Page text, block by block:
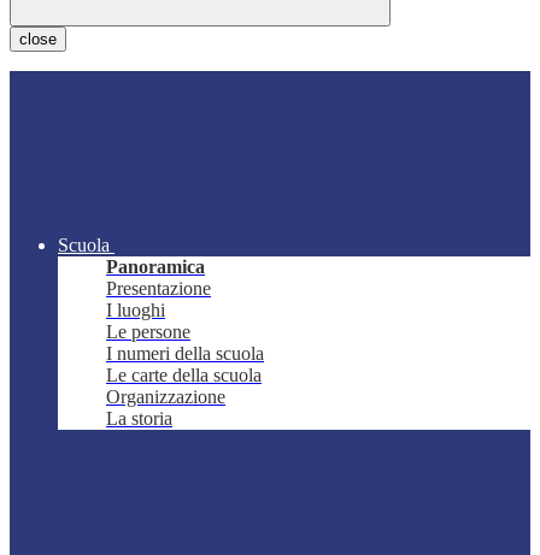
close
Scuola
Panoramica
Presentazione
I luoghi
Le persone
I numeri della scuola
Le carte della scuola
Organizzazione
La storia